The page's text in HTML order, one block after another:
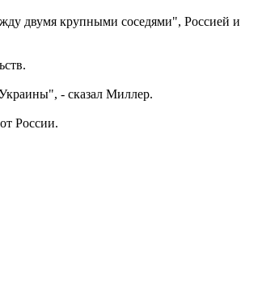
двумя крупными соседями", Россией и
- сказал Миллер.
России.